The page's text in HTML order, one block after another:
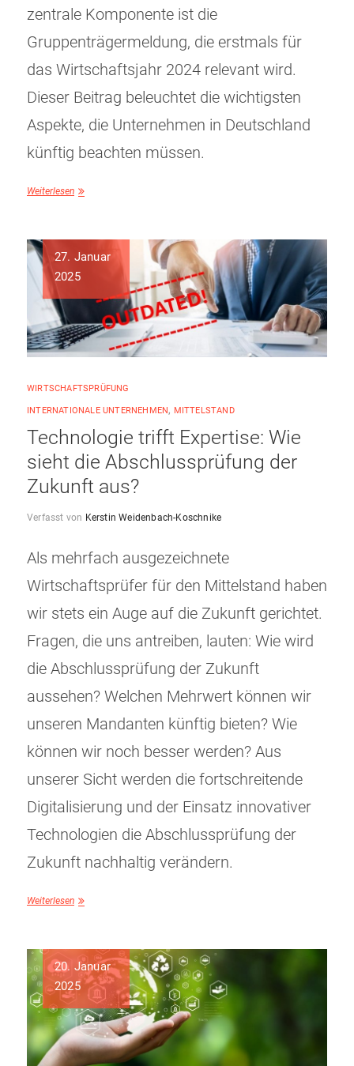
zentrale Komponente ist die
Gruppenträgermeldung, die erstmals für
das Wirtschaftsjahr 2024 relevant wird.
Dieser Beitrag beleuchtet die wichtigsten
Aspekte, die Unternehmen in Deutschland
künftig beachten müssen.
Weiterlesen
27. Januar
2025
WIRTSCHAFTSPRÜFUNG
INTERNATIONALE UNTERNEHMEN, MITTELSTAND
Technologie trifft Expertise: Wie
sieht die Abschlussprüfung der
Zukunft aus?
Verfasst von Kerstin Weidenbach-Koschnike
Als mehrfach ausgezeichnete
Wirtschaftsprüfer für den Mittelstand haben
wir stets ein Auge auf die Zukunft gerichtet.
Fragen, die uns antreiben, lauten: Wie wird
die Abschlussprüfung der Zukunft
aussehen? Welchen Mehrwert können wir
unseren Mandanten künftig bieten? Wie
können wir noch besser werden? Aus
unserer Sicht werden die fortschreitende
Digitalisierung und der Einsatz innovativer
Technologien die Abschlussprüfung der
Zukunft nachhaltig verändern.
Weiterlesen
20. Januar
2025